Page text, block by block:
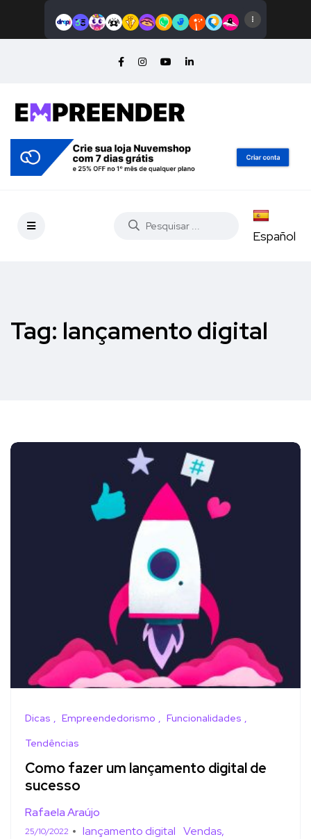
Español
Tag: lançamento digital
Dicas Empreendedorismo
Funcionalidades
Tendências
Como fazer um lançamento digital de
sucesso
Rafaela Araújo
25/10/2022 lançamento digital Vendas